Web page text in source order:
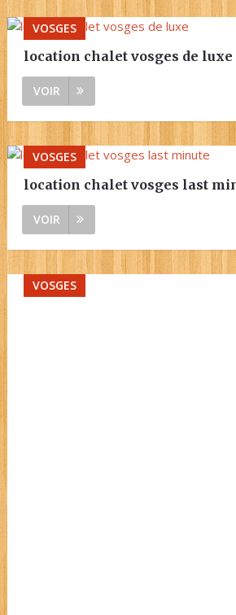
VOSGES
location chalet vosges de luxe
VOIR
VOSGES
location chalet vosges last
VOIR
VOSGES